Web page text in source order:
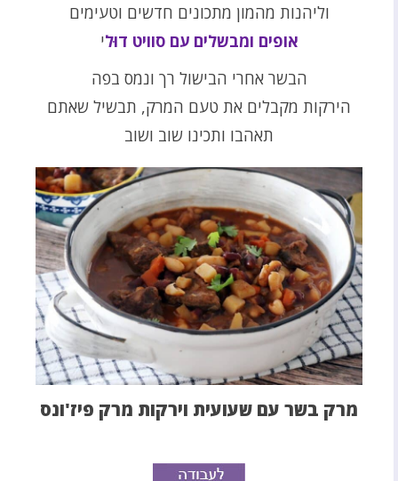
וליהנות מהמון מתכונים חדשים וטעימים
אופים ומבשלים עם סוויט דוּלי
הבשר אחרי הבישול רך ונמס בפה
הירקות מקבלים את טעם המרק, תבשיל שאתם
תאהבו ותכינו שוב ושוב
מרק בשר עם שעועית וירקות מרק פיז'ונס